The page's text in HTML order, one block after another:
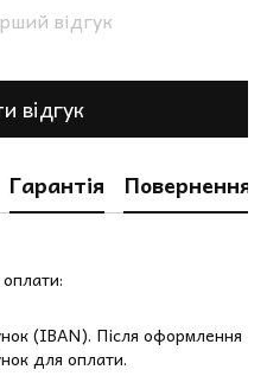
відгук
відгук
Гарантія
Повернення
(IBAN). Після оформлення
для оплати.